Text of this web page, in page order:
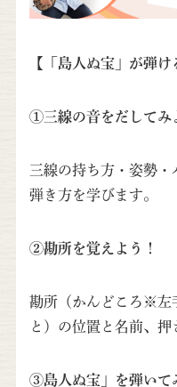
【「島人ぬ宝」が弾け
①三線の音をだしてみ
三線の持ち方・姿勢
弾き方を学びます。
②勘所を覚えよう！
勘所（かんどころ※左
と）の位置と名前、押
③島人ぬ宝」を弾いて